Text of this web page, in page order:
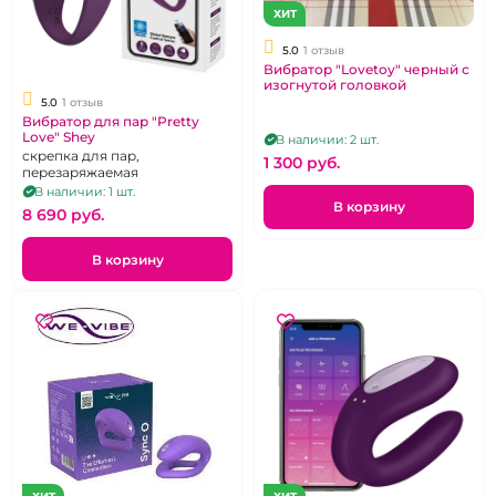
5.0 1 отзыв
Вибратор для пар "Pretty
Love" Shey
скрепка для пар,
перезаряжаемая
В наличии: 1 шт.
8 690 pуб.
В корзину
ХИТ
5.0 1 отзыв
Вибратор "Lovetoy" черный с
изогнутой головкой
В наличии: 2 шт.
1 300 pуб.
В корзину